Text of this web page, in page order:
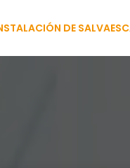
DE